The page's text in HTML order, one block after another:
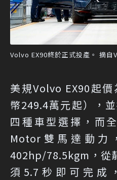
Volvo EX90終於正式投產。 摘自
美規Volvo EX90起
幣249.4萬元起），
四種車型選擇，而
Motor雙馬達動力
402hp/78.5kgm，從
須5.7秒即可完成